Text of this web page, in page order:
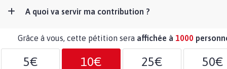
A quoi va servir ma contribution ?
Grâce à vous, cette pétition sera affichée à 1000
5€ 10€ 25€ 50€